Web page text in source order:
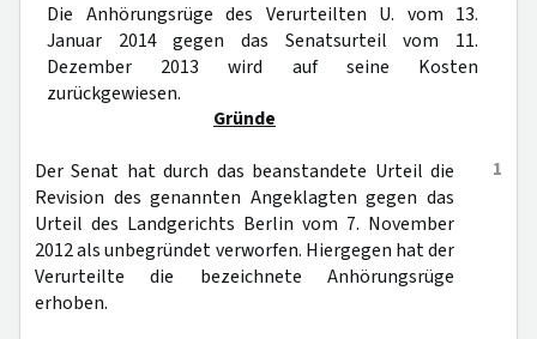
Die Anhörungsrüge des Verurteilten U. vom 13.
Januar 2014 gegen das Senatsurteil vom 11.
Dezember 2013 wird auf seine Kosten
zurückgewiesen.
Gründe
1
Der Senat hat durch das beanstandete Urteil die
Revision des genannten Angeklagten gegen das
Urteil des Landgerichts Berlin vom 7. November
2012 als unbegründet verworfen. Hiergegen hat der
Verurteilte die bezeichnete Anhörungsrüge
erhoben.